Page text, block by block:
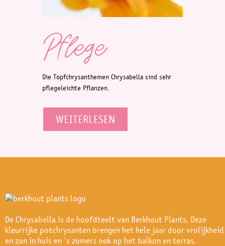
Pflege
Die Topfchrysanthemen Chrysabella sind sehr
pflegeleichte Pflanzen.
WEITERLESEN
De Chrysabella is de hoofdteelt van Berkhout Plants. Deze
kleurrijke potchrysanten brengen het hele jaar door vrolijkheid
en zon in huis en 's zomers ook op het balkon en terras.